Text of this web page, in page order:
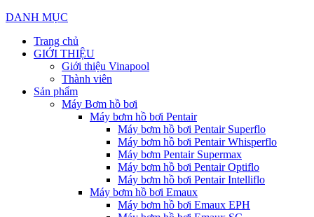
DANH MỤC
Trang chủ
GIỚI THIỆU
Giới thiệu Vinapool
Thành viên
Sản phẩm
Máy Bơm hồ bơi
Máy bơm hồ bơi Pentair
Máy bơm hồ bơi Pentair Superflo
Máy bơm hồ bơi Pentair Whisperflo
Máy bơm Pentair Supermax
Máy bơm hồ bơi Pentair Optiflo
Máy bơm hồ bơi Pentair Intelliflo
Máy bơm hồ bơi Emaux
Máy bơm hồ bơi Emaux EPH